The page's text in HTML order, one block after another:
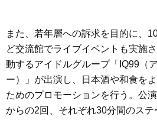
また、若年層への訴求を目的に、
ど交流館でライブイベントも実施
動するアイドルグループ「IQ99（
ー）」が出演し、日本酒や和食を
ためのプロモーションを行う。公
からの2回、それぞれ30分間のス